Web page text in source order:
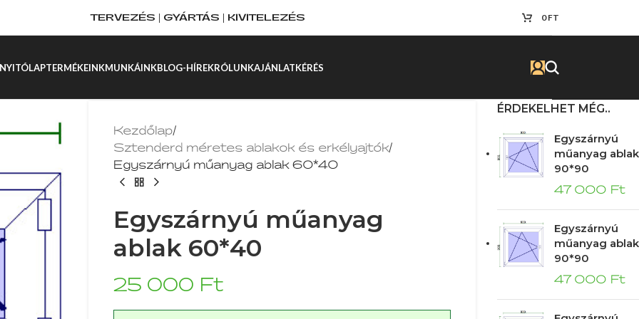
TERVEZÉS | GYÁRTÁS | KIVITELEZÉS 0FT
NYITÓLAPTERMÉKEINKMUNKÁINKBLOG-HÍREKRÓLUNKAJÁNLATKÉRÉS
Kezdőlap/
Sztenderd méretes ablakok és erkélyajtók/
Egyszárnyú műanyag ablak 60*40
Egyszárnyú műanyag
ablak 60*40
25 000 Ft
ÉRDEKELHET MÉG..
Egyszárnyú
műanyag ablak
90*90
47 000 Ft
Egyszárnyú
műanyag ablak
90*90
47 000 Ft